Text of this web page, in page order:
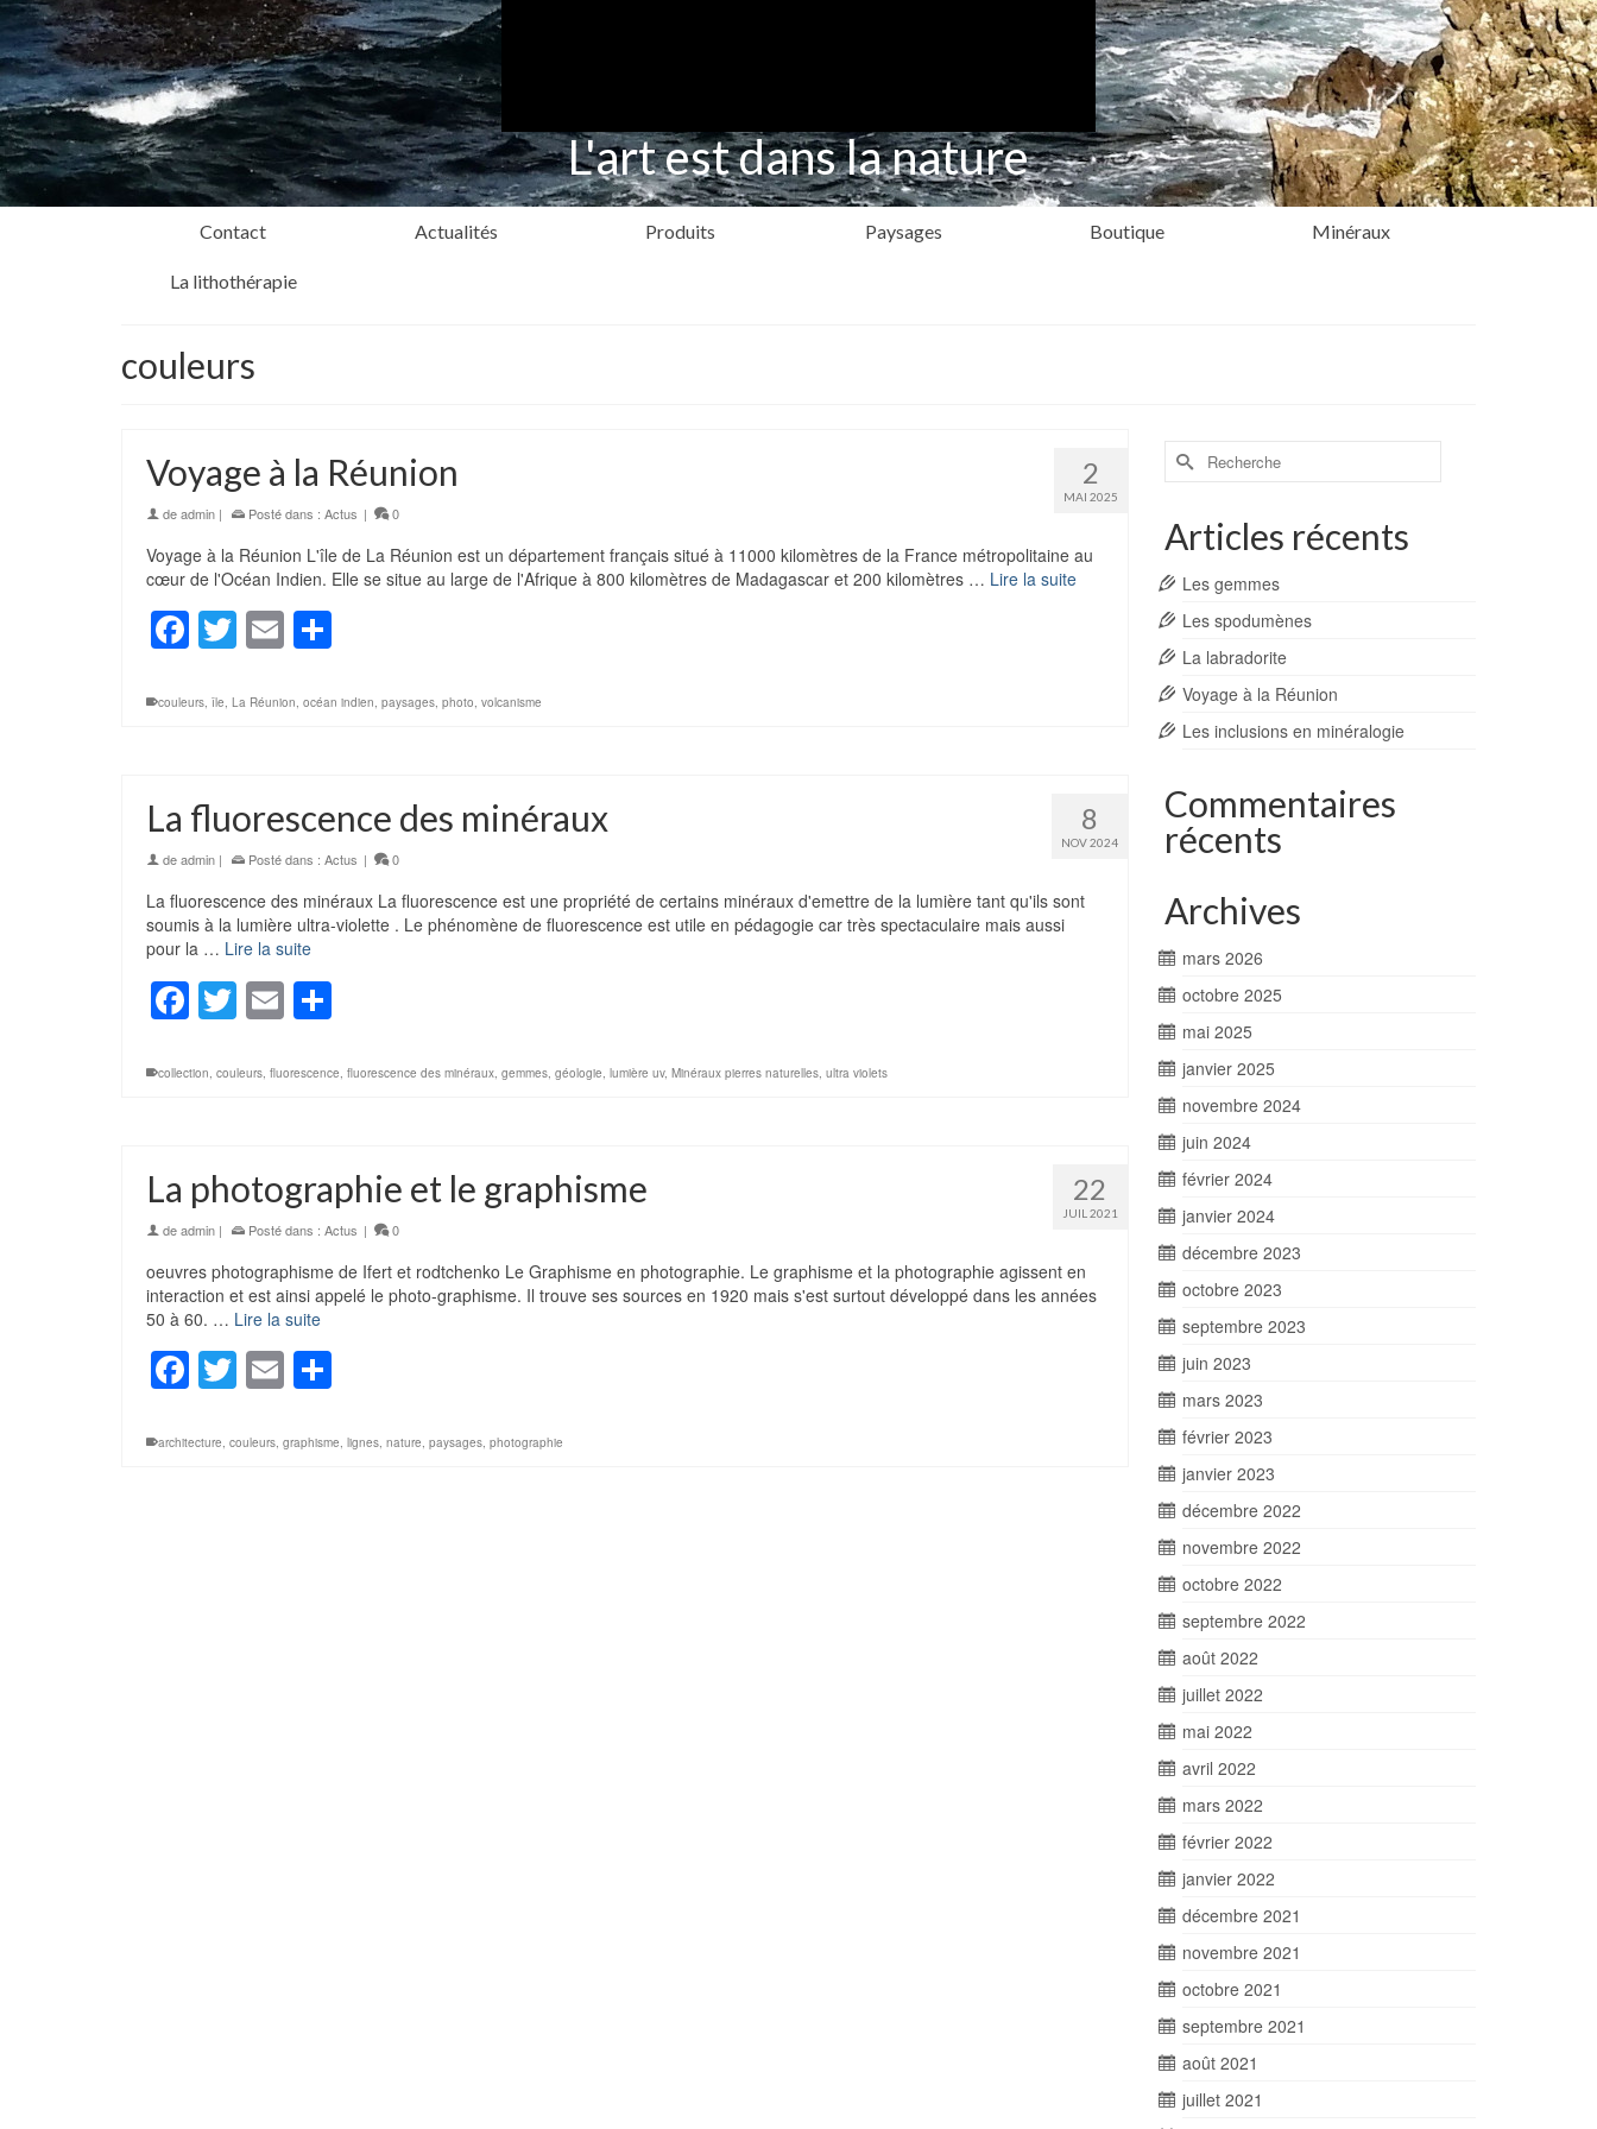
L'art est dans la nature
Contact Actualités Produits Paysages Boutique Minéraux
La lithothérapie
couleurs
2
MAI 2025
Voyage à la Réunion
deadmin | Posté dans : Actus | 0
Voyage à la Réunion L'île de La Réunion est un département français situé à 11000 kilomètres de la France métropolitaine au
cœur de l'Océan Indien. Elle se situe au large de l'Afrique à 800 kilomètres de Madagascar et 200 kilomètres … Lire la suite
Facebook
Twitter
Email
couleurs, île, La Réunion, océan indien, paysages, photo, volcanisme
8
NOV 2024
La fluorescence des minéraux
deadmin | Posté dans : Actus | 0
La fluorescence des minéraux La fluorescence est une propriété de certains minéraux d'emettre de la lumière tant qu'ils sont
soumis à la lumière ultra-violette . Le phénomène de fluorescence est utile en pédagogie car très spectaculaire mais aussi
pour la … Lire la suite
Facebook
Twitter
Email
collection couleurs fluorescence fluorescence des minéraux gemmes géologie lumière uv, Minéraux pierres naturelles ultra violets
22
JUIL 2021
La photographie et le graphisme
deadmin | Posté dans : Actus | 0
oeuvres photographisme de Ifert et rodtchenko Le Graphisme en photographie. Le graphisme et la photographie agissent en
interaction et est ainsi appelé le photo-graphisme. Il trouve ses sources en 1920 mais s'est surtout développé dans les années
50 à 60. … Lire la suite
Facebook
Twitter
Email
architecture, couleurs, graphisme, lignes, nature, paysages, photographie
Rechercher :
Articles récents
Les gemmes
Les spodumènes
La labradorite
Voyage à la Réunion
Les inclusions en minéralogie
Commentaires
récents
Archives
mars 2026
octobre 2025
mai 2025
janvier 2025
novembre 2024
juin 2024
février 2024
janvier 2024
décembre 2023
octobre 2023
septembre 2023
juin 2023
mars 2023
février 2023
janvier 2023
décembre 2022
novembre 2022
octobre 2022
septembre 2022
août 2022
juillet 2022
mai 2022
avril 2022
mars 2022
février 2022
janvier 2022
décembre 2021
novembre 2021
octobre 2021
septembre 2021
août 2021
juillet 2021